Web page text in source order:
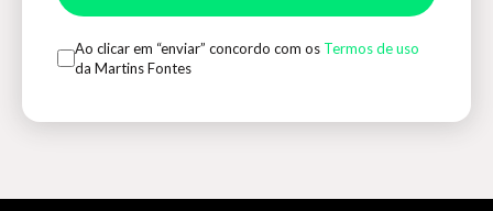
Ao clicar em “enviar” concordo com os Termos de uso
da Martins Fontes